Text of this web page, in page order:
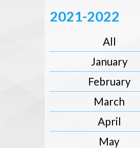
2021-2022
All
January
February
March
April
May